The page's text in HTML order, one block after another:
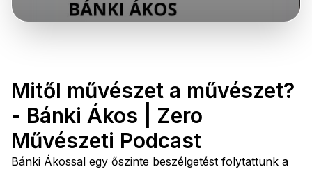
Mitől művészet a művészet?
- Bánki Ákos | Zero
Művészeti Podcast
Bánki Ákossal egy őszinte beszélgetést folytattunk a